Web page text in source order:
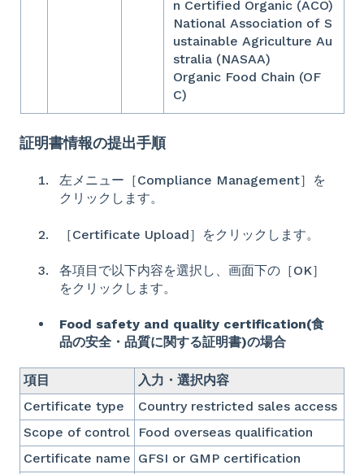
n Certified Organic (ACO)
National Association of S
ustainable Agriculture Au
stralia (NASAA)
Organic Food Chain (OF
C)
証明書情報の提出手順
左メニュー［Compliance Management］を
クリックします。
［Certificate Upload］をクリックします。
各項目で以下内容を選択し、画面下の［OK］
をクリックします。
Food safety and quality certification(食
品の安全・品質に関する証明書)の場合
項目
入力・選択内容
Certificate type
Country restricted sales access
Scope of control
Food overseas qualification
Certificate name GFSI or GMP certification